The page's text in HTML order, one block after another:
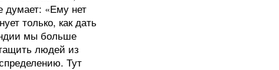
думает: «Ему нет
только, как дать
мы больше
людей из
Тут